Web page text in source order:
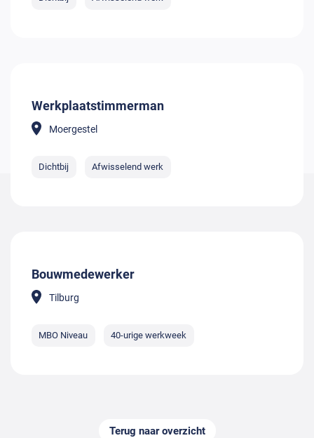
Werkplaatstimmerman
Moergestel
Dichtbij Afwisselend werk
Bouwmedewerker
Tilburg
MBO Niveau 40-urige werkweek
Terug naar overzicht